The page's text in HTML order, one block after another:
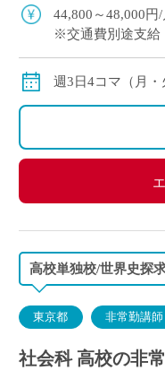
44,800～48,000円
※交通費別途支給
週3日4コマ（月・
高校単独校/世界史探
東京都 非常勤講師
社会科 高校の非